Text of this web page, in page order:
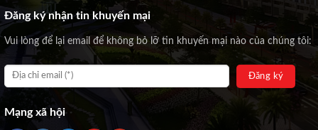
Đăng ký nhận tin khuyến mại
Vui lòng để lại email để không bỏ lỡ tin khuyến mại nào của chúng tôi:
Mạng xã hội